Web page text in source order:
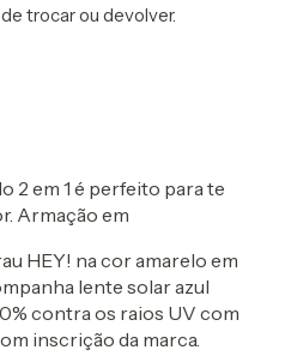
trocar ou devolver.
2 em 1 é perfeito para te
Armação em
HEY! na cor amarelo em
lente solar azul
contra os raios UV com
inscrição da marca.